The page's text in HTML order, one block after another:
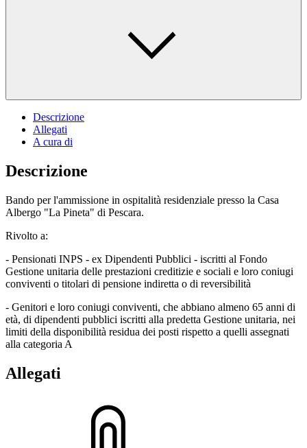
Descrizione
Allegati
A cura di
Descrizione
Bando per l'ammissione in ospitalità residenziale presso la Casa
Albergo "La Pineta" di Pescara.
Rivolto a:
- Pensionati INPS - ex Dipendenti Pubblici - iscritti al Fondo
Gestione unitaria delle prestazioni creditizie e sociali e loro coniugi
conviventi o titolari di pensione indiretta o di reversibilità
- Genitori e loro coniugi conviventi, che abbiano almeno 65 anni di
età, di dipendenti pubblici iscritti alla predetta Gestione unitaria, nei
limiti della disponibilità residua dei posti rispetto a quelli assegnati
alla categoria A
Allegati